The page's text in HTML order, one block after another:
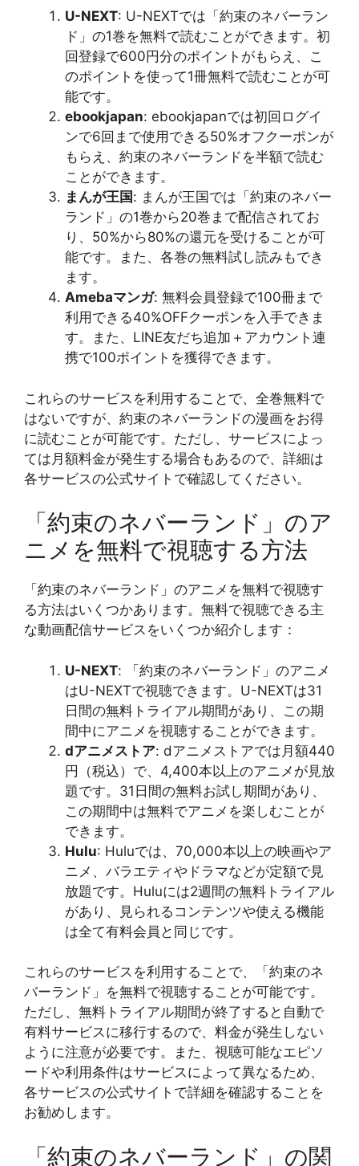
U-NEXT: U-NEXTでは「約束のネバーラン
ド」の1巻を無料で読むことができます。初
回登録で600円分のポイントがもらえ、こ
のポイントを使って1冊無料で読むことが可
能です。
ebookjapan: ebookjapanでは初回ログイ
ンで6回まで使用できる50%オフクーポンが
もらえ、約束のネバーランドを半額で読む
ことができます。
まんが王国 : まんが王国では「約束のネバー
ランド」の1巻から20巻まで配信されてお
り、50%から80%の還元を受けることが可
能です。また、各巻の無料試し読みもでき
ます。
Amebaマンガ: 無料会員登録で100冊まで
利用できる40%OFFクーポンを入手できま
す。また、LINE友だち追加＋アカウント連
携で100ポイントを獲得できます。
これらのサービスを利用することで、全巻無料で
はないですが、約束のネバーランドの漫画をお得
に読むことが可能です。ただし、サービスによっ
ては月額料金が発生する場合もあるので、詳細は
各サービスの公式サイトで確認してください​​​​​​。
「約束のネバーランド」のア
ニメを無料で視聴する方法
「約束のネバーランド」のアニメを無料で視聴す
る方法はいくつかあります。無料で視聴できる主
な動画配信サービスをいくつか紹介します：
U-NEXT: 「約束のネバーランド」のアニメ
はU-NEXTで視聴できます。U-NEXTは31
日間の無料トライアル期間があり、この期
間中にアニメを視聴することができます。
dアニメストア: dアニメストアでは月額440
円（税込）で、4,400本以上のアニメが見放
題です。31日間の無料お試し期間があり、
この期間中は無料でアニメを楽しむことが
できます。
Hulu: Huluでは、70,000本以上の映画やア
ニメ、バラエティやドラマなどが定額で見
放題です。Huluには2週間の無料トライアル
があり、見られるコンテンツや使える機能
は全て有料会員と同じです。
これらのサービスを利用することで、「約束のネ
バーランド」を無料で視聴することが可能です。
ただし、無料トライアル期間が終了すると自動で
有料サービスに移行するので、料金が発生しない
ように注意が必要です。また、視聴可能なエピソ
ードや利用条件はサービスによって異なるため、
各サービスの公式サイトで詳細を確認することを
お勧めします​​​​​​。
「約束のネバーランド」の関